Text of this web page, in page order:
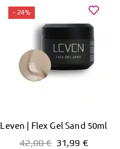
- 24%
Leven | Flex Gel Sand 50ml
42,00€ 31,99 €